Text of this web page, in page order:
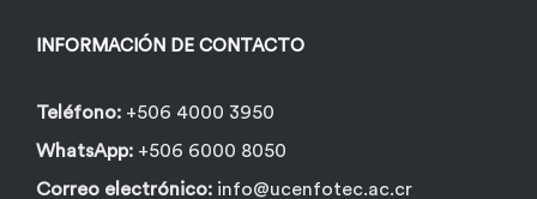
INFORMACIÓN DE CONTACTO
Teléfono: +506 4000 3950
WhatsApp: +506 6000 8050
Correo electrónico: info@ucenfotec.ac.cr